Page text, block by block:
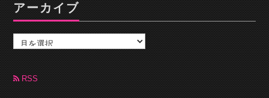
アーカイブ
カ
ブ RSS